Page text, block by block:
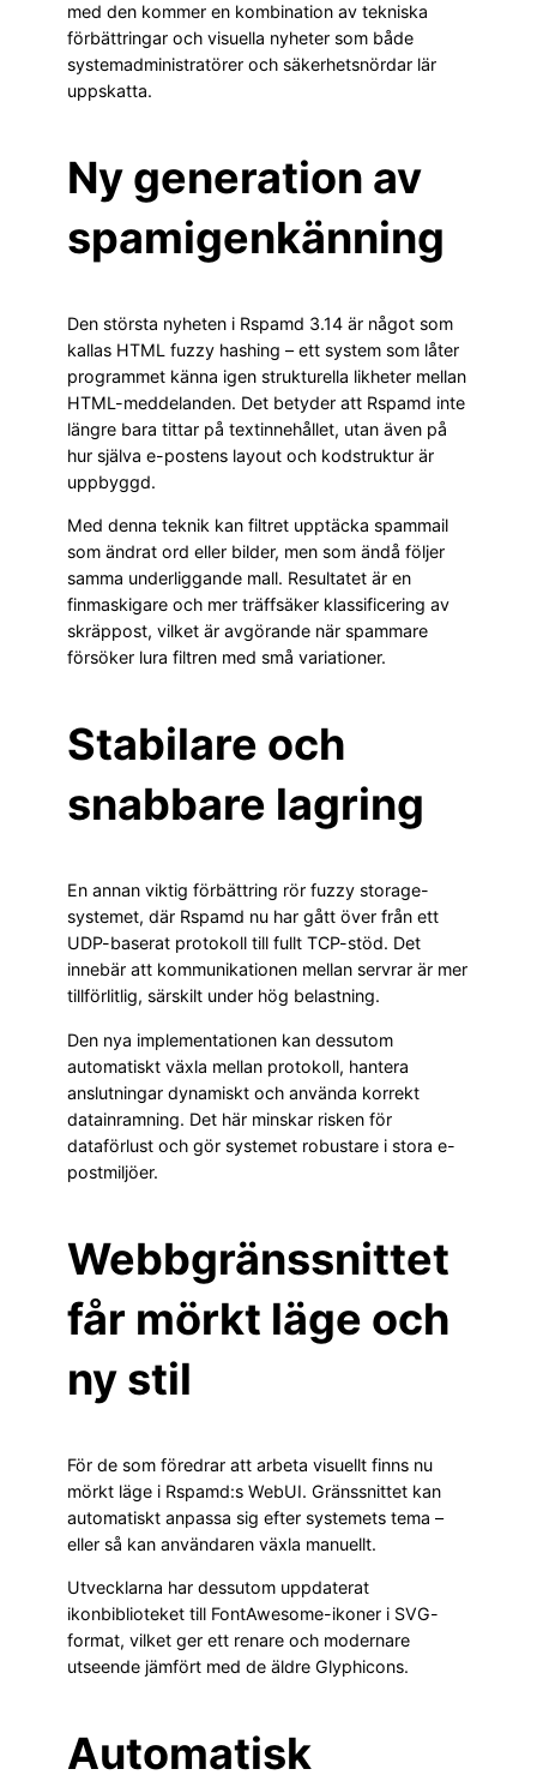
med den kommer en kombination av tekniska
förbättringar och visuella nyheter som både
systemadministratörer och säkerhetsnördar lär
uppskatta.
Ny generation av
spamigenkänning
Den största nyheten i Rspamd 3.14 är något som
kallas HTML fuzzy hashing – ett system som låter
programmet känna igen strukturella likheter mellan
HTML-meddelanden. Det betyder att Rspamd inte
längre bara tittar på textinnehållet, utan även på
hur själva e-postens layout och kodstruktur är
uppbyggd.
Med denna teknik kan filtret upptäcka spammail
som ändrat ord eller bilder, men som ändå följer
samma underliggande mall. Resultatet är en
finmaskigare och mer träffsäker klassificering av
skräppost, vilket är avgörande när spammare
försöker lura filtren med små variationer.
Stabilare och
snabbare lagring
En annan viktig förbättring rör fuzzy storage-
systemet, där Rspamd nu har gått över från ett
UDP-baserat protokoll till fullt TCP-stöd. Det
innebär att kommunikationen mellan servrar är mer
tillförlitlig, särskilt under hög belastning.
Den nya implementationen kan dessutom
automatiskt växla mellan protokoll, hantera
anslutningar dynamiskt och använda korrekt
datainramning. Det här minskar risken för
dataförlust och gör systemet robustare i stora e-
postmiljöer.
Webbgränssnittet
får mörkt läge och
ny stil
För de som föredrar att arbeta visuellt finns nu
mörkt läge i Rspamd:s WebUI. Gränssnittet kan
automatiskt anpassa sig efter systemets tema –
eller så kan användaren växla manuellt.
Utvecklarna har dessutom uppdaterat
ikonbiblioteket till FontAwesome-ikoner i SVG-
format, vilket ger ett renare och modernare
utseende jämfört med de äldre Glyphicons.
Automatisk